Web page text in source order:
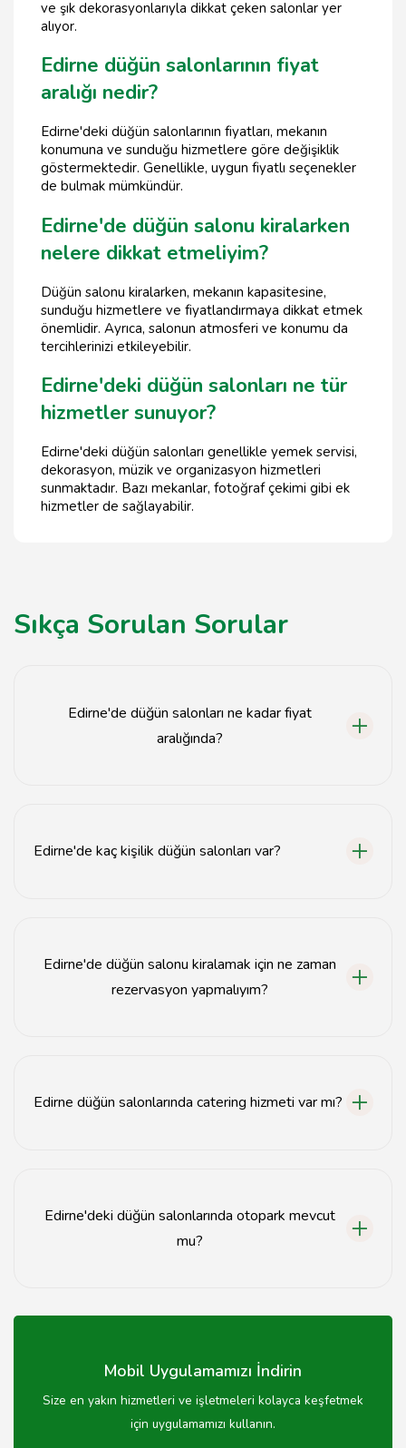
ve şık dekorasyonlarıyla dikkat çeken salonlar yer
alıyor.
Edirne düğün salonlarının fiyat
aralığı nedir?
Edirne'deki düğün salonlarının fiyatları, mekanın
konumuna ve sunduğu hizmetlere göre değişiklik
göstermektedir. Genellikle, uygun fiyatlı seçenekler
de bulmak mümkündür.
Edirne'de düğün salonu kiralarken
nelere dikkat etmeliyim?
Düğün salonu kiralarken, mekanın kapasitesine,
sunduğu hizmetlere ve fiyatlandırmaya dikkat etmek
önemlidir. Ayrıca, salonun atmosferi ve konumu da
tercihlerinizi etkileyebilir.
Edirne'deki düğün salonları ne tür
hizmetler sunuyor?
Edirne'deki düğün salonları genellikle yemek servisi,
dekorasyon, müzik ve organizasyon hizmetleri
sunmaktadır. Bazı mekanlar, fotoğraf çekimi gibi ek
hizmetler de sağlayabilir.
Sıkça Sorulan Sorular
Edirne'de düğün salonları ne kadar fiyat
aralığında?
Edirne'de kaç kişilik düğün salonları var?
Edirne'de düğün salonu kiralamak için ne zaman
rezervasyon yapmalıyım?
Edirne düğün salonlarında catering hizmeti var mı?
Edirne'deki düğün salonlarında otopark mevcut
mu?
ancak önceden kontrol etmekte fayda var.
Mobil Uygulamamızı İndirin
Size en yakın hizmetleri ve işletmeleri kolayca keşfetmek
için uygulamamızı kullanın.